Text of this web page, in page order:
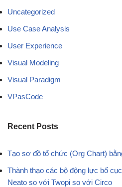
Uncategorized
Use Case Analysis
User Experience
Visual Modeling
Visual Paradigm
VPasCode
Recent Posts
Tạo sơ đồ tổ chức (Org Chart)
Thành thạo các bộ động lực bố
Neato so với Twopi so với Circo